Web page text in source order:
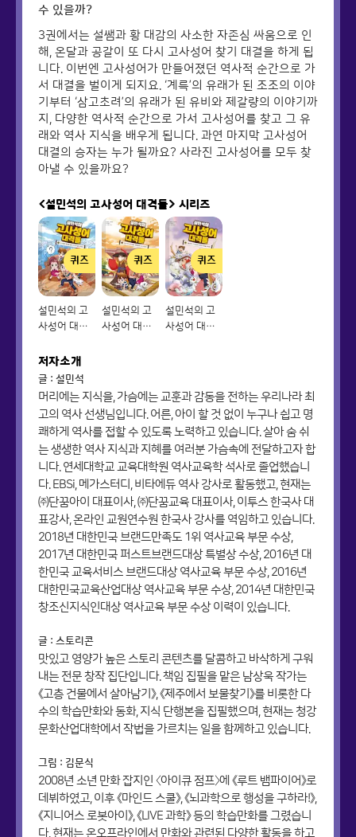
수 있을까?
3권에서는 설쌤과 황 대감의 사소한 자존심 싸움으로 인
해, 온달과 공갈이 또 다시 고사성어 찾기 대결을 하게 됩
니다. 이번엔 고사성어가 만들어졌던 역사적 순간으로 가
서 대결을 벌이게 되지요. ‘계륵’의 유래가 된 조조의 이야
기부터 ‘삼고초려’의 유래가 된 유비와 제갈량의 이야기까
지, 다양한 역사적 순간으로 가서 고사성어를 찾고 그 유
래와 역사 지식을 배우게 됩니다. 과연 마지막 고사성어
대결의 승자는 누가 될까요? 사라진 고사성어를 모두 찾
아낼 수 있을까요?
<설민석의 고사성어 대격돌> 시리즈
퀴즈
설민석의 고
사성어 대격
퀴즈
설민석의 고
사성어 대격
퀴즈
설민석의 고
사성어 대격
저자소개
글 : 설민석
머리에는 지식을, 가슴에는 교훈과 감동을 전하는 우리나라 최
고의 역사 선생님입니다. 어른, 아이 할 것 없이 누구나 쉽고 명
쾌하게 역사를 접할 수 있도록 노력하고 있습니다. 살아 숨 쉬
는 생생한 역사 지식과 지혜를 여러분 가슴속에 전달하고자 합
니다. 연세대학교 교육대학원 역사교육학 석사로 졸업했습니
다. EBSi, 메가스터디, 비타에듀 역사 강사로 활동했고, 현재는
㈜단꿈아이 대표이사, ㈜단꿈교육 대표이사, 이투스 한국사 대
표강사, 온라인 교원연수원 한국사 강사를 역임하고 있습니다.
2018년 대한민국 브랜드만족도 1위 역사교육 부문 수상,
2017년 대한민국 퍼스트브랜드대상 특별상 수상, 2016년 대
한민국 교육서비스 브랜드대상 역사교육 부문 수상, 2016년
대한민국교육산업대상 역사교육 부문 수상, 2014년 대한민국
창조신지식인대상 역사교육 부문 수상 이력이 있습니다.
글 : 스토리콘
맛있고 영양가 높은 스토리 콘텐츠를 달콤하고 바삭하게 구워
내는 전문 창작 집단입니다. 책임 집필을 맡은 남상욱 작가는
《고층 건물에서 살아남기》, 《제주에서 보물찾기》를 비롯한 다
수의 학습만화와 동화, 지식 단행본을 집필했으며, 현재는 청강
문화산업대학에서 작법을 가르치는 일을 함께하고 있습니다.
그림 : 김문식
2008년 소년 만화 잡지인 〈아이큐 점프〉에 《루트 뱀파이어》로
데뷔하였고, 이후 《마인드 스쿨》, 《뇌과학으로 행성을 구하라!》,
《지니어스 로봇아이》, 《LIVE 과학》 등의 학습만화를 그렸습니
다. 현재는 온오프라인에서 만화와 관련된 다양한 활동을 하고